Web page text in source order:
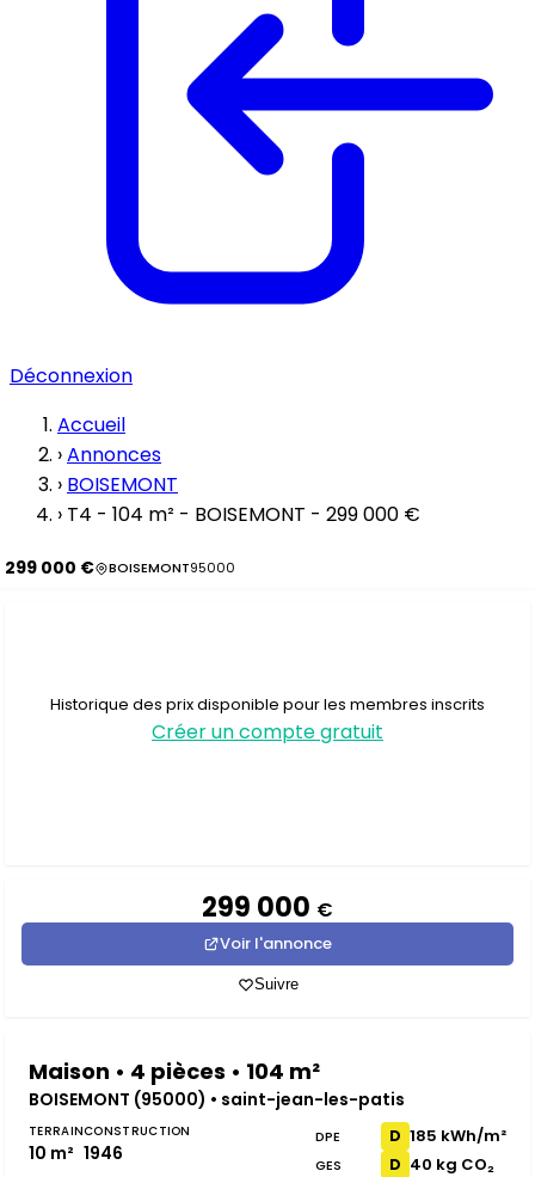
Déconnexion
Accueil
›Annonces
› BOISEMONT
› T4 - 104 m² - BOISEMONT - 299 000 €
299 000 € BOISEMONT95000
Historique des prix disponible pour les membres inscrits
Créer un compte gratuit
299 000 €
Voir l'annonce
Suivre
Maison • 4 pièces • 104 m²
BOISEMONT (95000) • saint-jean-les-patis
TERRAIN
10 m²
CONSTRUCTION
1946
DPE D 185 kWh/m²
GES D 40 kg CO₂